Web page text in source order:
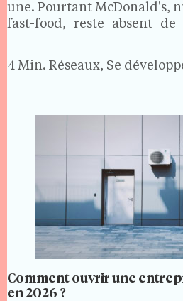
une. Pourtant McDonald's,
fast-food, reste absent de
ont toutes accueilli ses
une…
4 Min. Réseaux, Se
Comment ouvrir une
en 2026 ?